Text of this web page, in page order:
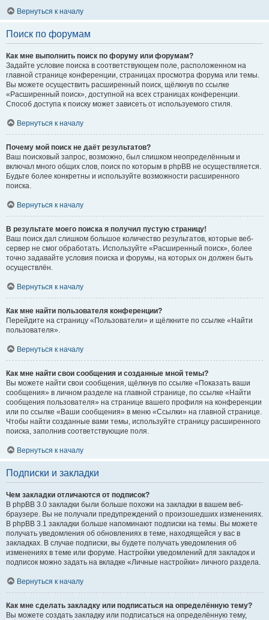
Вернуться к началу
Поиск по форумам
Как мне выполнить поиск по форуму или форумам?
Задайте условие поиска в соответствующем поле, расположенном на
главной странице конференции, страницах просмотра форума или темы.
Вы можете осуществить расширенный поиск, щёлкнув по ссылке
«Расширенный поиск», доступной на всех страницах конференции.
Способ доступа к поиску может зависеть от используемого стиля.
Вернуться к началу
Почему мой поиск не даёт результатов?
Ваш поисковый запрос, возможно, был слишком неопределённым и
включал много общих слов, поиск по которым в phpBB не осуществляется.
Будьте более конкретны и используйте возможности расширенного
поиска.
Вернуться к началу
В результате моего поиска я получил пустую страницу!
Ваш поиск дал слишком большое количество результатов, которые веб-
сервер не смог обработать. Используйте «Расширенный поиск», более
точно задавайте условия поиска и форумы, на которых он должен быть
осуществлён.
Вернуться к началу
Как мне найти пользователя конференции?
Перейдите на страницу «Пользователи» и щёлкните по ссылке «Найти
пользователя».
Вернуться к началу
Как мне найти свои сообщения и созданные мной темы?
Вы можете найти свои сообщения, щёлкнув по ссылке «Показать ваши
сообщения» в личном разделе на главной странице, по ссылке «Найти
сообщения пользователя» на странице вашего профиля на конференции
или по ссылке «Ваши сообщения» в меню «Ссылки» на главной странице.
Чтобы найти созданные вами темы, используйте страницу расширенного
поиска, заполнив соответствующие поля.
Вернуться к началу
Подписки и закладки
Чем закладки отличаются от подписок?
В phpBB 3.0 закладки были больше похожи на закладки в вашем веб-
браузере. Вы не получали предупреждений о произошедших изменениях.
В phpBB 3.1 закладки больше напоминают подписки на темы. Вы можете
получать уведомления об обновлениях в теме, находящейся у вас в
закладках. В случае подписки, вы будете получать уведомления об
изменениях в теме или форуме. Настройки уведомлений для закладок и
подписок можно задать на вкладке «Личные настройки» личного раздела.
Вернуться к началу
Как мне сделать закладку или подписаться на определённую тему?
Вы можете создать закладку или подписаться на определённую тему,